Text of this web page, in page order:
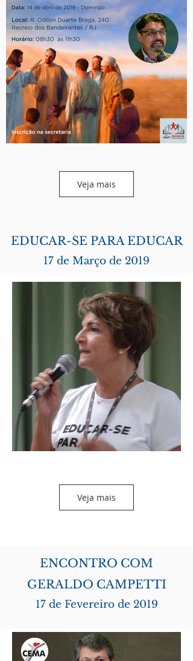
Veja mais
EDUCAR-SE PARA EDUCAR
17 de Março de 2019
Veja mais
ENCONTRO COM
GERALDO CAMPETTI
17 de Fevereiro de 2019